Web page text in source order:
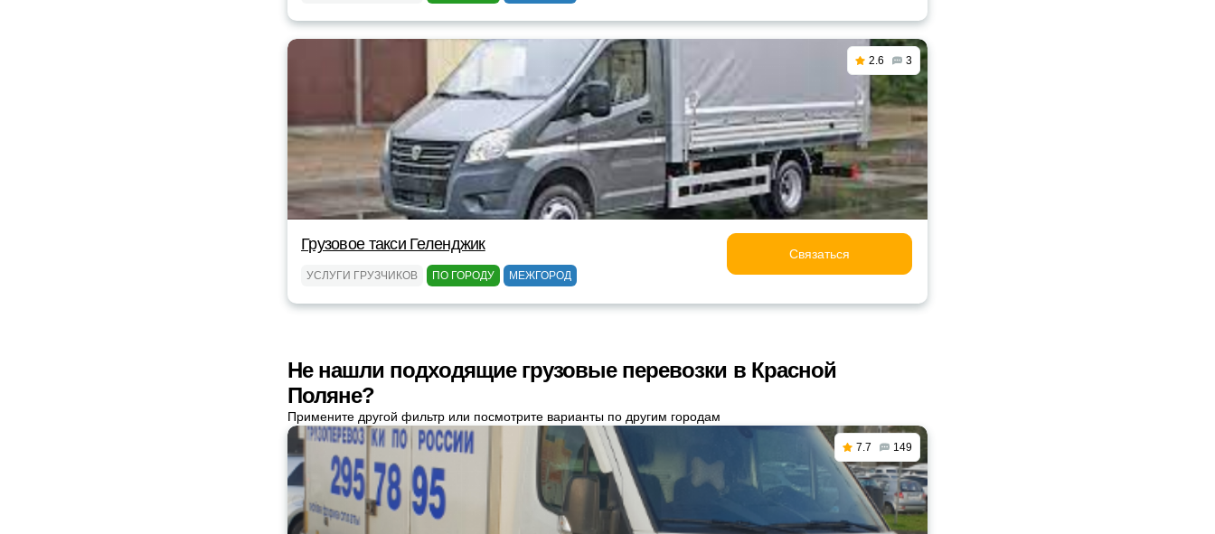
2.6 3
Грузовое такси Геленджик
УСЛУГИ ГРУЗЧИКОВ ПО ГОРОДУ МЕЖГОРОД
Связаться
Не нашли подходящие грузовые перевозки в Красной
Поляне?
Примените другой фильтр или посмотрите варианты по другим городам
7.7 149